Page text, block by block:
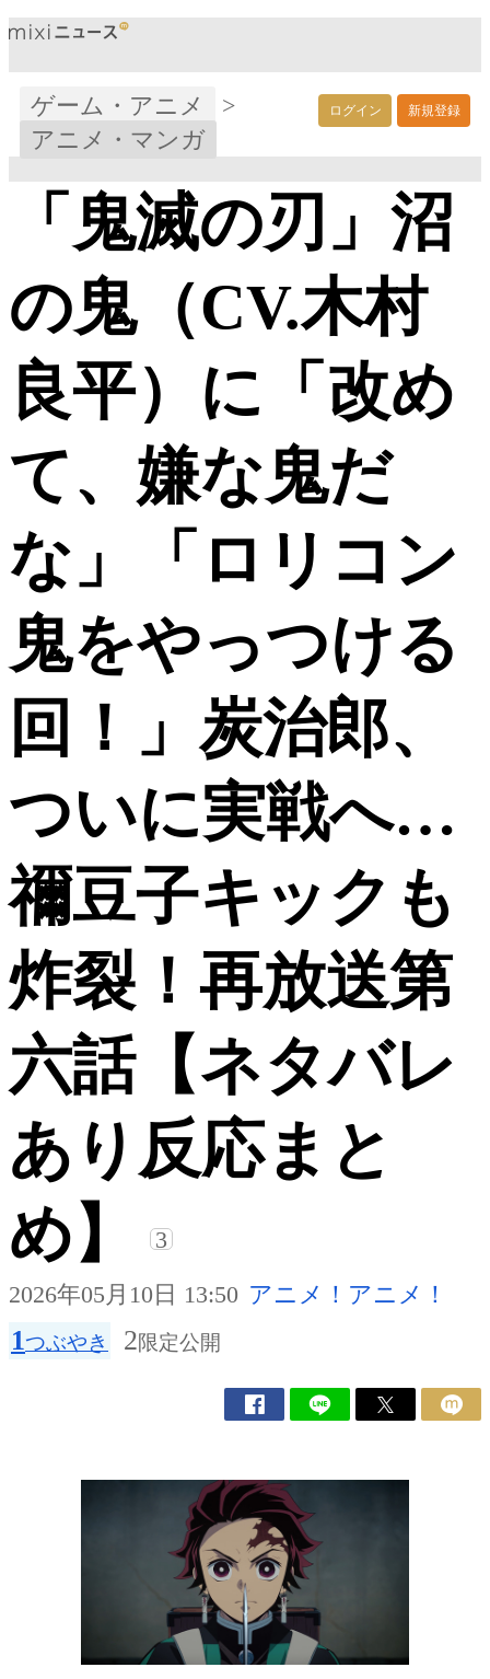
ログイン 新規登録
ゲーム・アニメ
>
アニメ・マンガ
「鬼滅の刃」沼
の鬼（CV.木村
良平）に「改め
て、嫌な鬼だ
な」「ロリコン
鬼をやっつける
回！」炭治郎、
ついに実戦へ…
禰豆子キックも
炸裂！再放送第
六話【ネタバレ
あり反応まと
め】
3
2026年05月10日 13:50 アニメ！アニメ！
1つぶやき 2限定公開